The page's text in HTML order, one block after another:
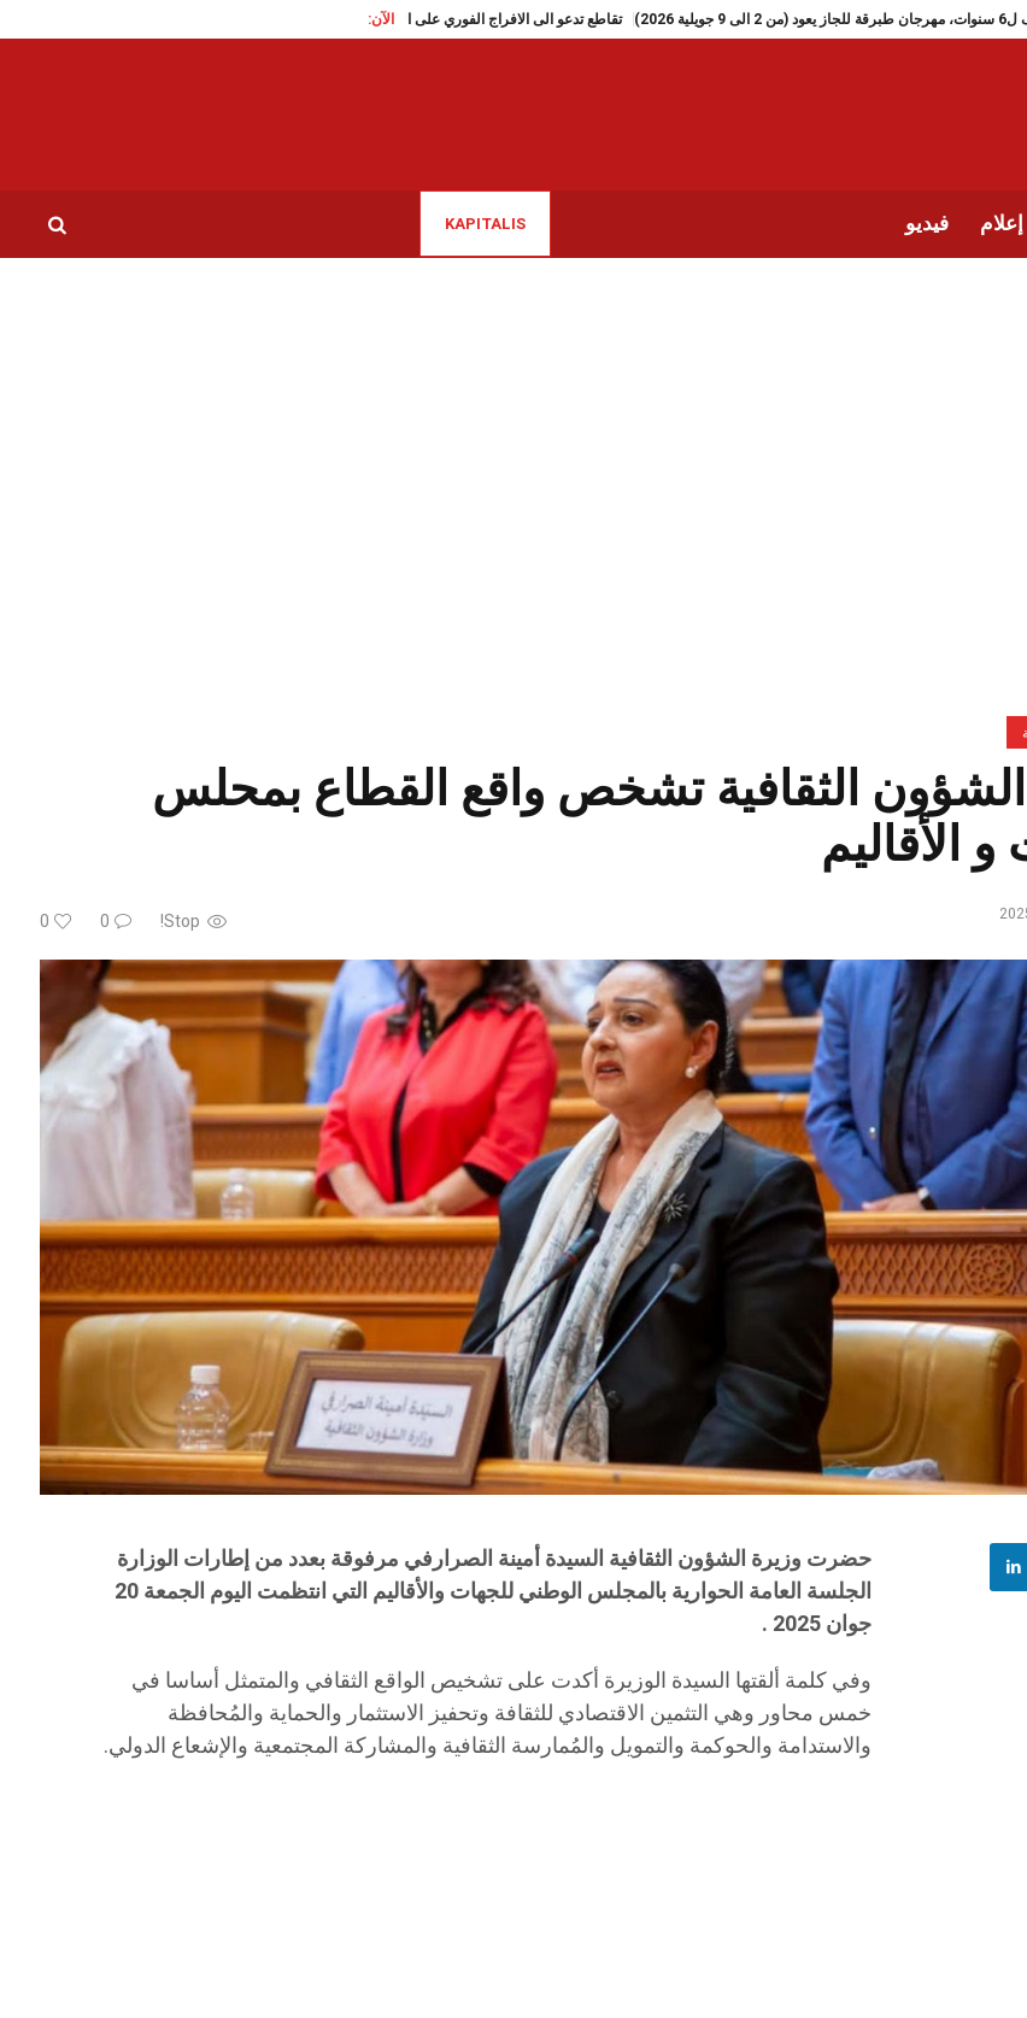
الآن: بعد كسوف ل6 سنوات، مهرجان طبرقة للجاز يعود (من 2 الى 9 جويلية 2026) تقاطع تدعو الى الافراج الفوري على الناشطة السياسية سوار البرقاوي
إعلام فيديو KAPITALIS
الثقافية تشخص واقع القطاع بمحلس
الأقاليم
Stop!
0
0
حضرت وزيرة الشؤون الثقافية السيدة أمينة الصرارفي مرفوقة بعدد من إطارات الوزارة
الجلسة العامة الحوارية بالمجلس الوطني للجهات والأقاليم التي انتظمت اليوم الجمعة 20
جوان 2025 .
وفي كلمة ألقتها السيدة الوزيرة أكدت على تشخيص الواقع الثقافي والمتمثل أساسا في
خمس محاور وهي التثمين الاقتصادي للثقافة وتحفيز الاستثمار والحماية والمُحافظة
والاستدامة والحوكمة والتمويل والمُمارسة الثقافية والمشاركة المجتمعية والإشعاع الدولي.